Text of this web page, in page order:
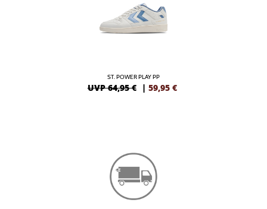
ST. POWER PLAY PP
UVP 64,95 € | 59,95 €